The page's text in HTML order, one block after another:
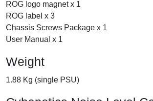
ROG logo magnet x 1
ROG label x 3
Chassis Screws Package x 1
User Manual x 1
Weight
1.88 Kg (single PSU)